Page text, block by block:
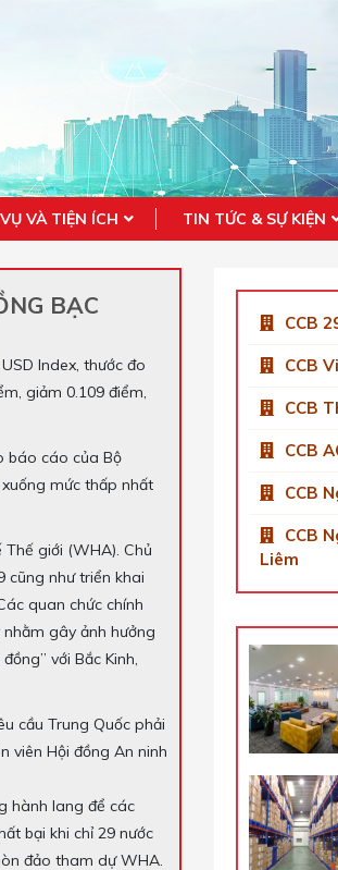
VÀ TIỆN ÍCH TIN TỨC & SỰ KIỆN
BẠC
Index, thước đo
giảm 0.109 điểm,
báo cáo của Bộ
mức thấp nhất
giới (WHA). Chủ
cũng như triển khai
quan chức chính
gây ảnh hưởng
với Bắc Kinh,
cầu Trung Quốc phải
viên Hội đồng An ninh
hành lang để các
bại khi chỉ 29 nước
đảo tham dự WHA.
CCB
CCB
CCB
CCB
CCB
CCB
Liêm